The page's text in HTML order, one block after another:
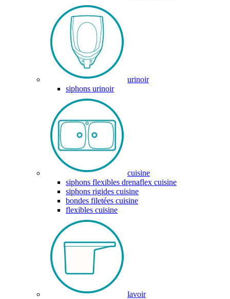
urinoir
siphons urinoir
cuisine
siphons flexibles drenaflex cuisine
siphons rigides cuisine
bondes filetées cuisine
flexibles cuisine
lavoir